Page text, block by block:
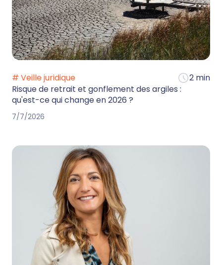
# Veille juridique
2 min
Risque de retrait et gonflement des argiles :
qu'est-ce qui change en 2026 ?
7/7/2026